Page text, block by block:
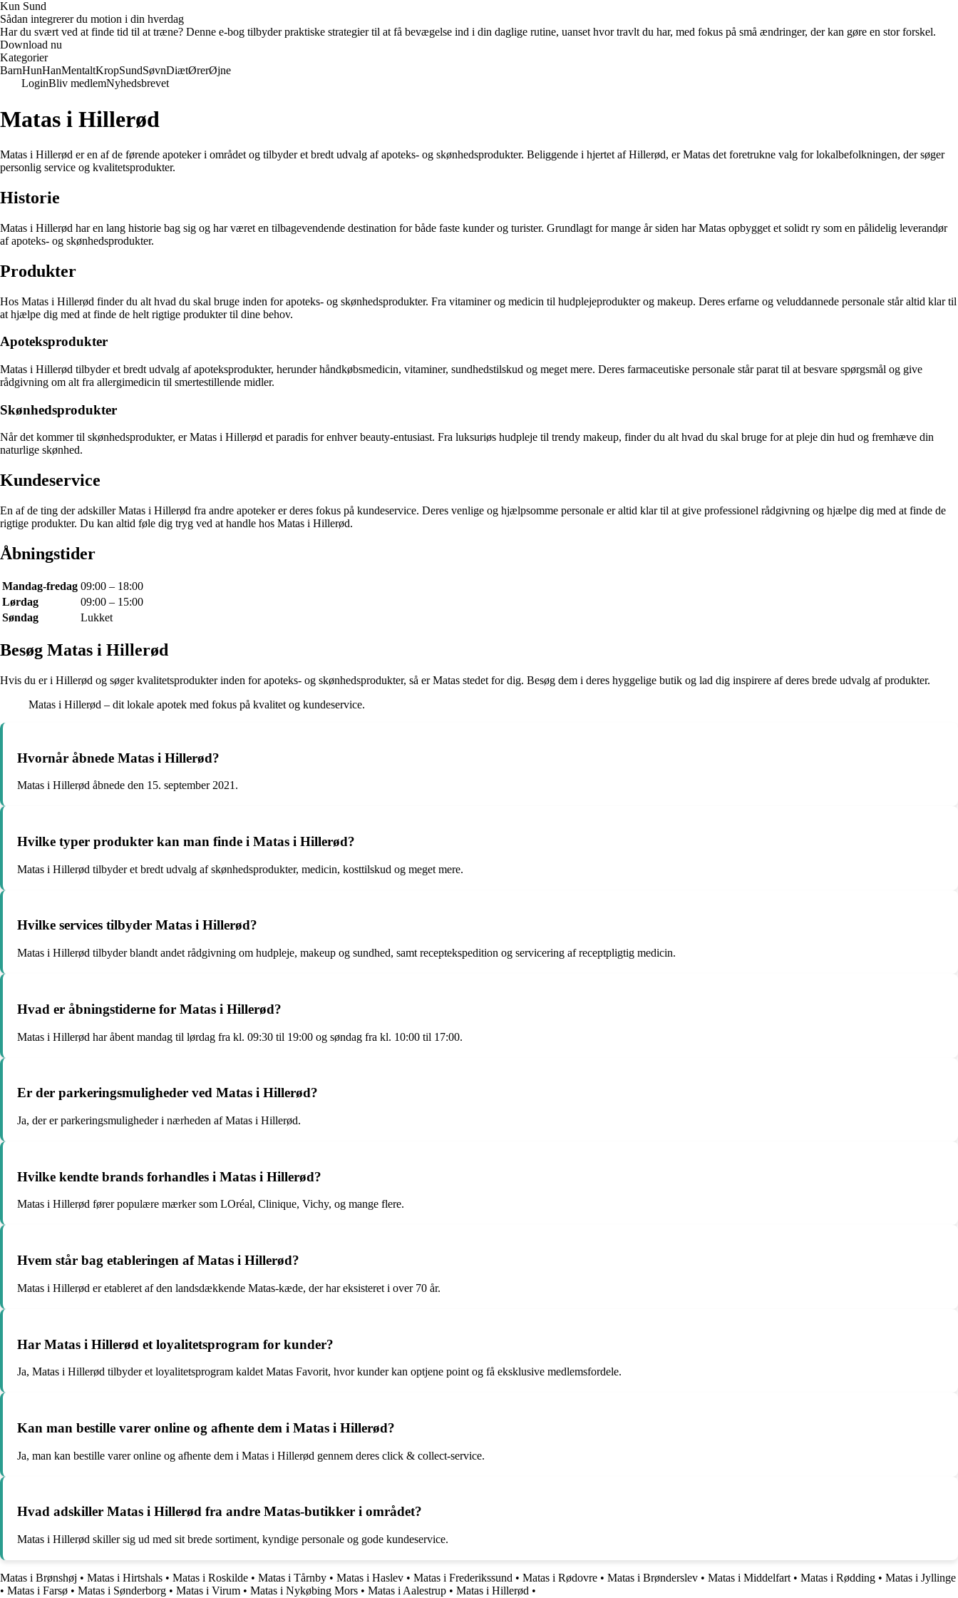
Kun Sund
Sådan integrerer du motion i din hverdag
Har du svært ved at finde tid til at træne? Denne e-bog tilbyder praktiske strategier til at få bevægelse ind i din daglige rutine, uanset hvor travlt du har, med fokus på små ændringer, der kan gøre en stor forskel.
Download nu
Kategorier
BarnHunHanMentaltKropSundSøvnDiætØrerØjne
LoginBliv medlemNyhedsbrevet
Matas i Hillerød
Matas i Hillerød er en af de førende apoteker i området og tilbyder et bredt udvalg af apoteks- og skønhedsprodukter. Beliggende i hjertet af Hillerød, er Matas det foretrukne valg for lokalbefolkningen, der søger
personlig service og kvalitetsprodukter.
Historie
Matas i Hillerød har en lang historie bag sig og har været en tilbagevendende destination for både faste kunder og turister. Grundlagt for mange år siden har Matas opbygget et solidt ry som en pålidelig leverandør
af apoteks- og skønhedsprodukter.
Produkter
Hos Matas i Hillerød finder du alt hvad du skal bruge inden for apoteks- og skønhedsprodukter. Fra vitaminer og medicin til hudplejeprodukter og makeup. Deres erfarne og veluddannede personale står altid klar til
at hjælpe dig med at finde de helt rigtige produkter til dine behov.
Apoteksprodukter
Matas i Hillerød tilbyder et bredt udvalg af apoteksprodukter, herunder håndkøbsmedicin, vitaminer, sundhedstilskud og meget mere. Deres farmaceutiske personale står parat til at besvare spørgsmål og give
rådgivning om alt fra allergimedicin til smertestillende midler.
Skønhedsprodukter
Når det kommer til skønhedsprodukter, er Matas i Hillerød et paradis for enhver beauty-entusiast. Fra luksuriøs hudpleje til trendy makeup, finder du alt hvad du skal bruge for at pleje din hud og fremhæve din
naturlige skønhed.
Kundeservice
En af de ting der adskiller Matas i Hillerød fra andre apoteker er deres fokus på kundeservice. Deres venlige og hjælpsomme personale er altid klar til at give professionel rådgivning og hjælpe dig med at finde de
rigtige produkter. Du kan altid føle dig tryg ved at handle hos Matas i Hillerød.
Åbningstider
Mandag-fredag 09:00 – 18:00
Lørdag
09:00 – 15:00
Søndag
Lukket
Besøg Matas i Hillerød
Hvis du er i Hillerød og søger kvalitetsprodukter inden for apoteks- og skønhedsprodukter, så er Matas stedet for dig. Besøg dem i deres hyggelige butik og lad dig inspirere af deres brede udvalg af produkter.
Matas i Hillerød – dit lokale apotek med fokus på kvalitet og kundeservice.
Hvornår åbnede Matas i Hillerød?
Matas i Hillerød åbnede den 15. september 2021.
Hvilke typer produkter kan man finde i Matas i Hillerød?
Matas i Hillerød tilbyder et bredt udvalg af skønhedsprodukter, medicin, kosttilskud og meget mere.
Hvilke services tilbyder Matas i Hillerød?
Matas i Hillerød tilbyder blandt andet rådgivning om hudpleje, makeup og sundhed, samt receptekspedition og servicering af receptpligtig medicin.
Hvad er åbningstiderne for Matas i Hillerød?
Matas i Hillerød har åbent mandag til lørdag fra kl. 09:30 til 19:00 og søndag fra kl. 10:00 til 17:00.
Er der parkeringsmuligheder ved Matas i Hillerød?
Ja, der er parkeringsmuligheder i nærheden af Matas i Hillerød.
Hvilke kendte brands forhandles i Matas i Hillerød?
Matas i Hillerød fører populære mærker som LOréal, Clinique, Vichy, og mange flere.
Hvem står bag etableringen af Matas i Hillerød?
Matas i Hillerød er etableret af den landsdækkende Matas-kæde, der har eksisteret i over 70 år.
Har Matas i Hillerød et loyalitetsprogram for kunder?
Ja, Matas i Hillerød tilbyder et loyalitetsprogram kaldet Matas Favorit, hvor kunder kan optjene point og få eksklusive medlemsfordele.
Kan man bestille varer online og afhente dem i Matas i Hillerød?
Ja, man kan bestille varer online og afhente dem i Matas i Hillerød gennem deres click & collect-service.
Hvad adskiller Matas i Hillerød fra andre Matas-butikker i området?
Matas i Hillerød skiller sig ud med sit brede sortiment, kyndige personale og gode kundeservice.
Matas i Brønshøj • Matas i Hirtshals • Matas i Roskilde • Matas i Tårnby • Matas i Haslev • Matas i Frederikssund • Matas i Rødovre • Matas i Brønderslev • Matas i Middelfart • Matas i Rødding • Matas i Jyllinge
• Matas i Farsø • Matas i Sønderborg • Matas i Virum • Matas i Nykøbing Mors • Matas i Aalestrup • Matas i Hillerød •